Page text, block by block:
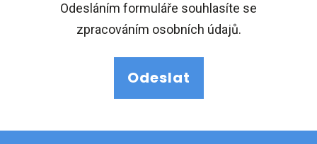
Odesláním formuláře souhlasíte se
zpracováním osobních údajů.